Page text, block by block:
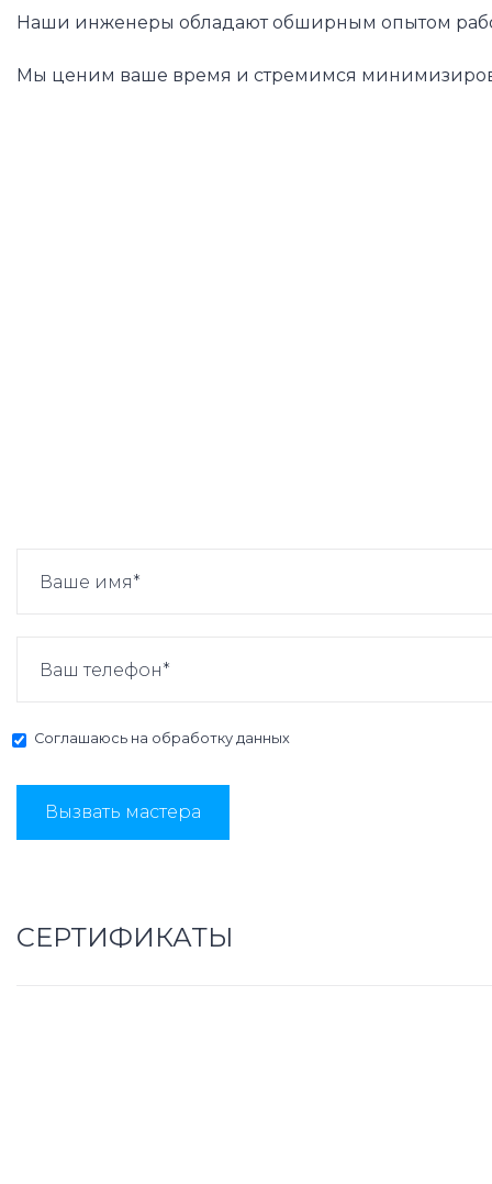
Наши инженеры обладают обширным опытом
Мы ценим ваше время и стремимся
Соглашаюсь на обработку данных
Вызвать мастера
СЕРТИФИКАТЫ